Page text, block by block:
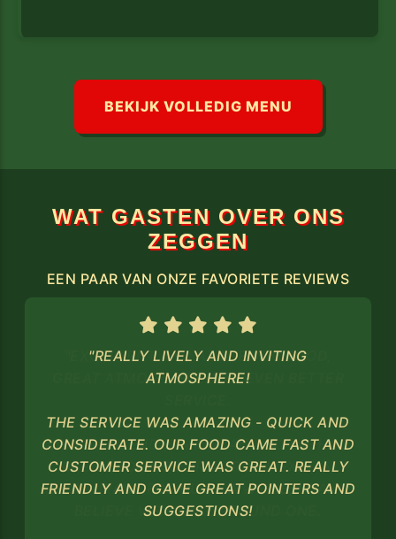
BEKIJK VOLLEDIG MENU
WAT GASTEN OVER ONS
ZEGGEN
EEN PAAR VAN ONZE FAVORIETE REVIEWS
"REALLY LIVELY AND INVITING
ATMOSPHERE!
THE SERVICE WAS AMAZING - QUICK AND
CONSIDERATE. OUR FOOD CAME FAST AND
CUSTOMER SERVICE WAS GREAT. REALLY
FRIENDLY AND GAVE GREAT POINTERS AND
SUGGESTIONS!